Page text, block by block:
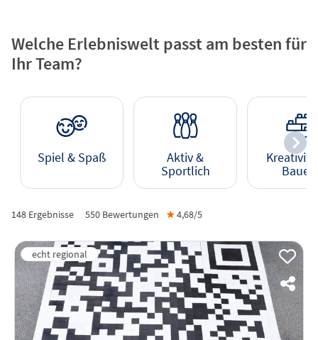
Welche Erlebniswelt passt am besten für
Ihr Team?
Spiel & Spaß
Aktiv &
Sportlich
Bauen
148 Ergebnisse 550 Bewertungen ★4,68/5